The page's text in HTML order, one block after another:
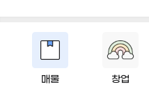
매물 창업